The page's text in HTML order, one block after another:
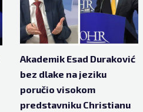
Akademik Esad Duraković
bez dlake na jeziku
poručio visokom
predstavniku Christianu